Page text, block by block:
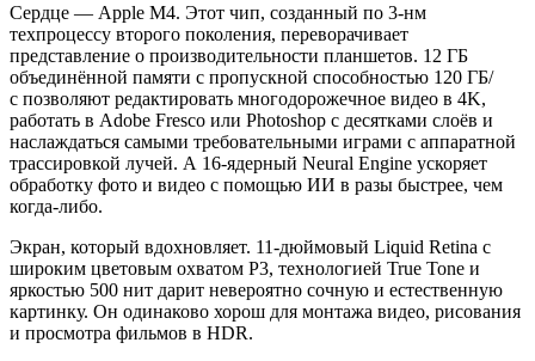
Сердце — Apple M4. Этот чип, созданный по 3-нм
техпроцессу второго поколения, переворачивает
представление о производительности планшетов. 12 ГБ
объединённой памяти с пропускной способностью 120 ГБ/
с позволяют редактировать многодорожечное видео в 4K,
работать в Adobe Fresco или Photoshop с десятками слоёв и
наслаждаться самыми требовательными играми с аппаратной
трассировкой лучей. А 16-ядерный Neural Engine ускоряет
обработку фото и видео с помощью ИИ в разы быстрее, чем
когда-либо.
Экран, который вдохновляет. 11-дюймовый Liquid Retina с
широким цветовым охватом P3, технологией True Tone и
яркостью 500 нит дарит невероятно сочную и естественную
картинку. Он одинаково хорош для монтажа видео, рисования
и просмотра фильмов в HDR.